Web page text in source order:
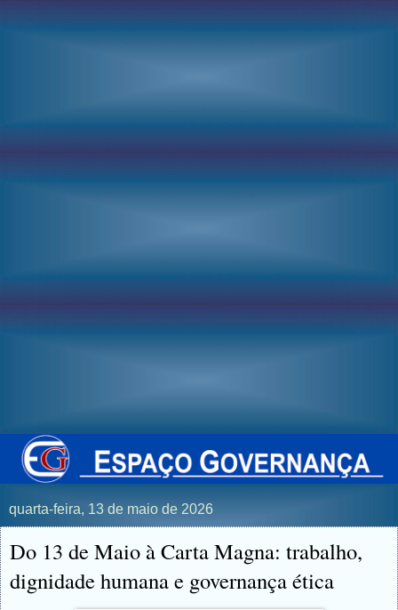
quarta-feira, 13 de maio de 2026
Do 13 de Maio à Carta Magna: trabalho,
dignidade humana e governança ética